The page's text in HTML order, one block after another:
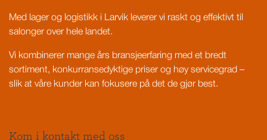
Med lager og logistikk i Larvik leverer vi raskt og effektivt til
salonger over hele landet.
Vi kombinerer mange års bransjeerfaring med et bredt
sortiment, konkurransedyktige priser og høy servicegrad –
slik at våre kunder kan fokusere på det de gjør best.
Kom i kontakt med oss